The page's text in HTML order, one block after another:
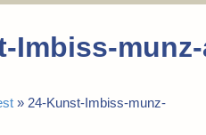
Imbiss-
» 24-Kunst-Imbiss-munz-